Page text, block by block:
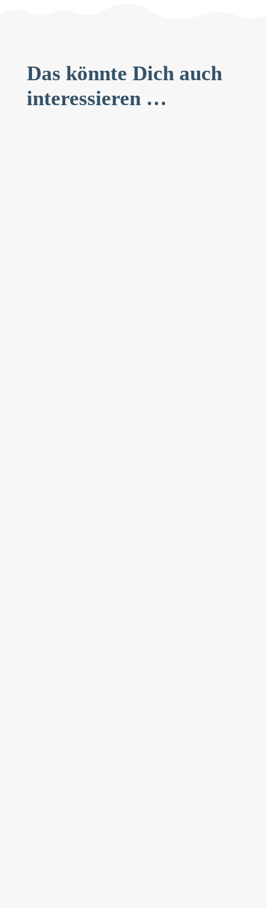
Das könnte Dich auch
interessieren …